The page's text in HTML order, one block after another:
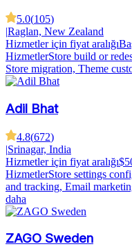
5.0(105)
|Raglan, New Zealand
Hizmetler için fiyat aralığı
HizmetlerStore build or
Store migration, Theme
Adil Bhat
4.8(672)
|Srinagar, India
Hizmetler için fiyat aralığı
HizmetlerStore settings
and tracking, Email
daha
ZAGO Sweden